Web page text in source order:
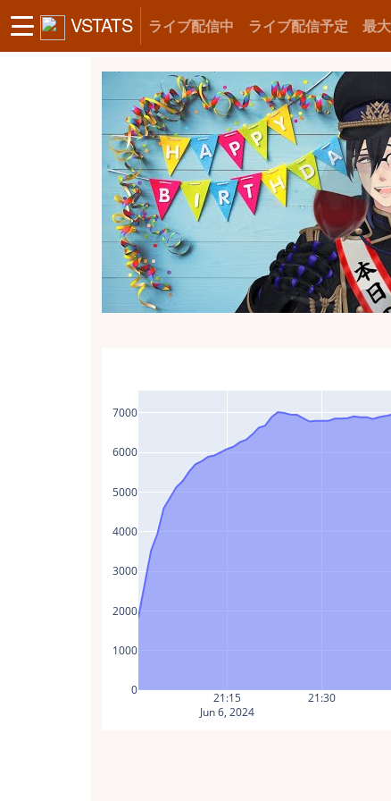
VSTATS ライブ配信中 ライブ配信予定 最
21:15
Jun 6, 2024
21:30
0
1000
2000
3000
4000
5000
6000
7000